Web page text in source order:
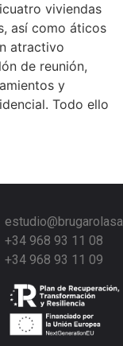
viviendas
así como áticos
atractivo
de reunión,
y
Todo ello
+34 968 93 11 08
+34 968 93 11 09